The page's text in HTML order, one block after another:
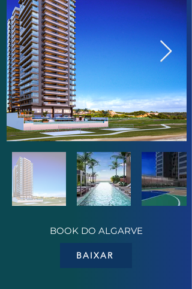
BOOK DO ALGARVE
BAIXAR